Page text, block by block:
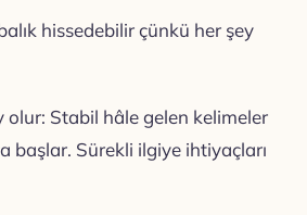
hissedebilir çünkü her şey
olur: Stabil hâle gelen kelimeler
başlar. Sürekli ilgiye ihtiyaçları